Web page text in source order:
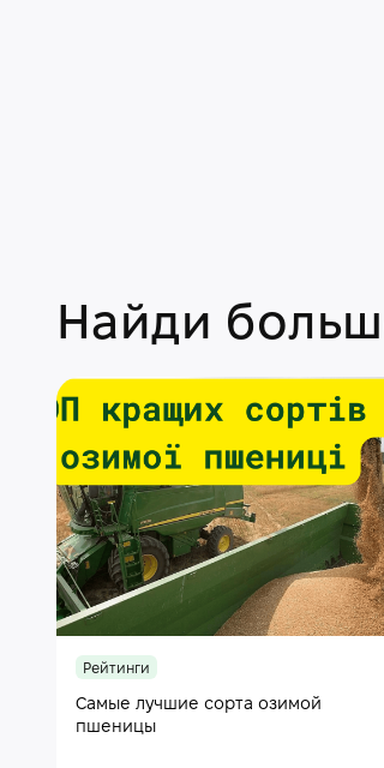
Найди
Рейтинги
Самые лучшие сорта озимой
пшеницы